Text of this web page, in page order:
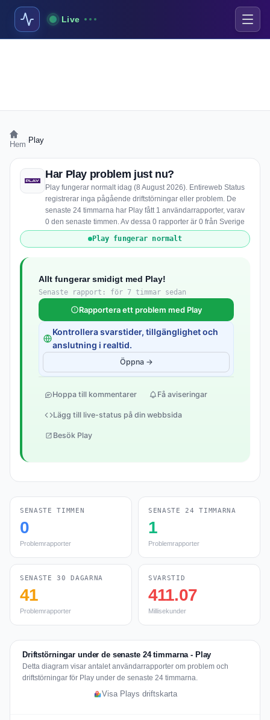
Live
Hem Play
Har Play problem just nu?
Play fungerar normalt idag (8 August 2026). Entireweb Status
registrerar inga pågående driftstörningar eller problem. De
senaste 24 timmarna har Play fått 1 användarrapporter, varav
0 den senaste timmen. Av dessa 0 rapporter är 0 från Sverige
Play fungerar normalt
Allt fungerar smidigt med Play!
Senaste rapport: för 7 timmar sedan
Rapportera ett problem med Play
Kontrollera svarstider, tillgänglighet och
anslutning i realtid.
Öppna →
Hoppa till kommentarer Få aviseringar
Lägg till live-status på din webbsida
Besök Play
SENASTE TIMMEN
0
Problemrapporter
SENASTE 24 TIMMARNA
1
Problemrapporter
SENASTE 30 DAGARNA
41
Problemrapporter
SVARSTID
411.07
Millisekunder
Driftstörningar under de senaste 24 timmarna - Play
Detta diagram visar antalet användarrapporter om problem och
driftstörningar för Play under de senaste 24 timmarna.
Visa Plays driftskarta